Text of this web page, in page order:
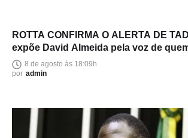
ROTTA CONFIRMA O ALERTA DE
expõe David Almeida pela voz de
lado8 de agosto às 18:09h
por admin